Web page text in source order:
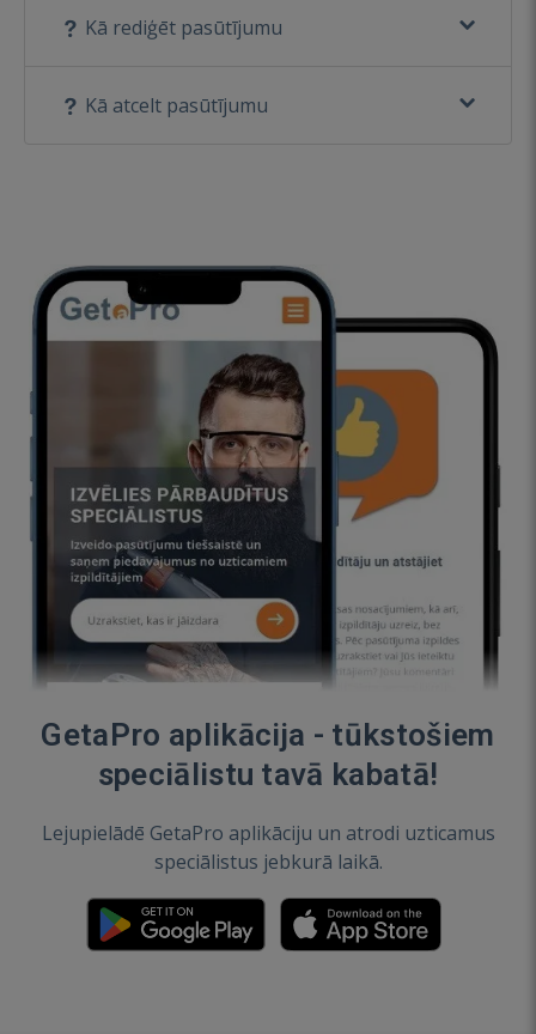
Kā rediģēt pasūtījumu
Kā atcelt pasūtījumu
GetaPro aplikācija - tūkstošiem
speciālistu tavā kabatā!
Lejupielādē GetaPro aplikāciju un atrodi uzticamus
speciālistus jebkurā laikā.